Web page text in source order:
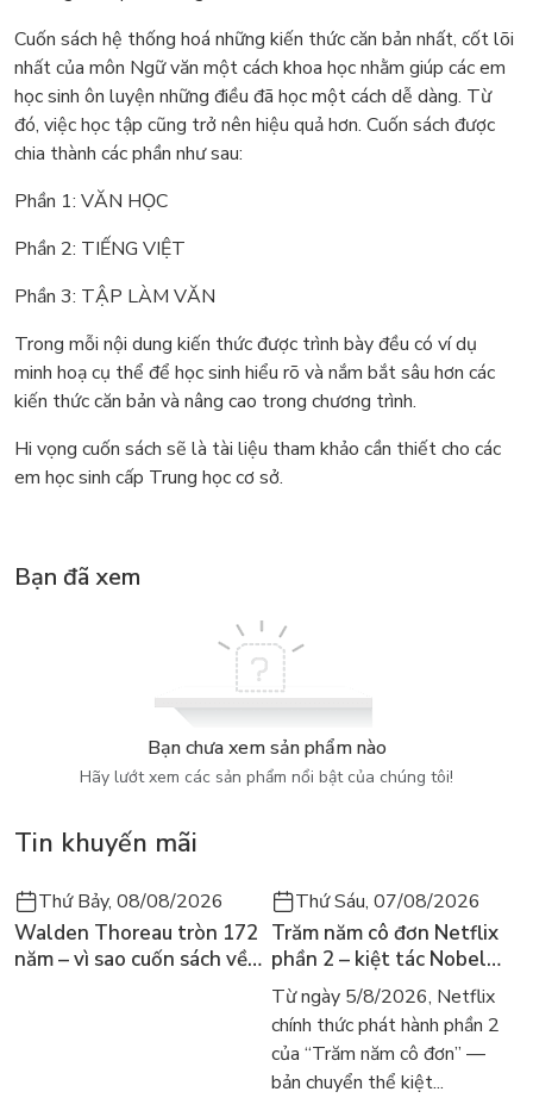
Cuốn sách hệ thống hoá những kiến thức căn bản nhất, cốt lõi
nhất của môn Ngữ văn một cách khoa học nhằm giúp các em
học sinh ôn luyện những điều đã học một cách dễ dàng. Từ
đó, việc học tập cũng trở nên hiệu quả hơn. Cuốn sách được
chia thành các phần như sau:
Phần 1: VĂN HỌC
Phần 2: TIẾNG VIỆT
Phần 3: TẬP LÀM VĂN
Trong mỗi nội dung kiến thức được trình bày đều có ví dụ
minh hoạ cụ thể để học sinh hiểu rõ và nắm bắt sâu hơn các
kiến thức căn bản và nâng cao trong chương trình.
Hi vọng cuốn sách sẽ là tài liệu tham khảo cần thiết cho các
em học sinh cấp Trung học cơ sở.
Bạn đã xem
Bạn chưa xem sản phẩm nào
Hãy lướt xem các sản phẩm nổi bật của chúng tôi!
Tin khuyến mãi
Thứ Bảy, 08/08/2026
Walden Thoreau tròn 172
năm – vì sao cuốn sách về
Thứ Sáu, 07/08/2026
Trăm năm cô đơn Netflix
phần 2 – kiệt tác Nobel
trở lại màn ảnh, dòng
người tìm đọc lại García
Márquez
Từ ngày 5/8/2026, Netflix
chính thức phát hành phần 2
của “Trăm năm cô đơn” —
bản chuyển thể kiệt...